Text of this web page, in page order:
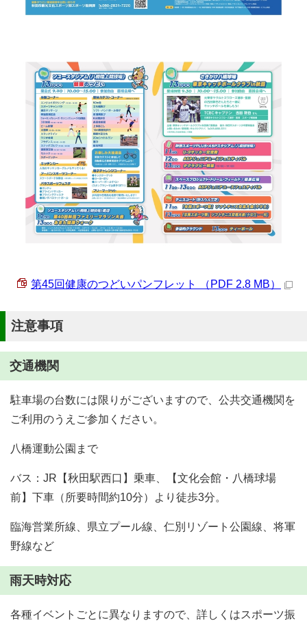
第45回健康のつどいパンフレット （PDF 2.8 MB）
注意事項
交通機関
駐車場の台数には限りがございますので、公共交通機関を
ご利用のうえご参加ください。
八橋運動公園まで
バス：JR【秋田駅西口】乗車、【文化会館・八橋球場
前】下車（所要時間約10分）より徒歩3分。
臨海営業所線、県立プール線、仁別リゾート公園線、将軍
野線など
雨天時対応
各種イベントごとに異なりますので、詳しくはスポーツ振